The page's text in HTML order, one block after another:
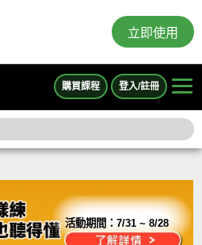
立即使用
購買課程 登入/註冊
活動期間：7/31 ~ 8/28